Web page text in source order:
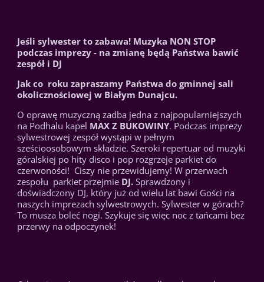
Jeśli sylwester to zabawa! Muzyka NON STOP
podczas imprezy - na zmianę będą Państwa bawić
zespół i DJ
Jak co roku zapraszamy Państwa do gminnej sali
okolicznościowej w Białym Dunajcu.
O oprawę muzyczną zadba jedna z najpopularniejszych
na Podhalu kapel MAX Z BUKOWINY. Podczas imprezy
sylwestrowej zespół wystąpi w pełnym
sześcioosobowym składzie. Szeroki repertuar od muzyki
góralskiej po hity disco i pop rozgrzeje parkiet do
czerwoności! Ciszy nie przewidujemy! W przerwach
zespołu parkiet przejmie DJ.Sprawdzony i
doświadczony DJ, który już od wielu lat bawi Gości na
naszych imprezach sylwestrowych. Sylwester w górach?
To musza boleć nogi. Szykuje się więc noc z tańcami bez
przerwy na odpoczynek!